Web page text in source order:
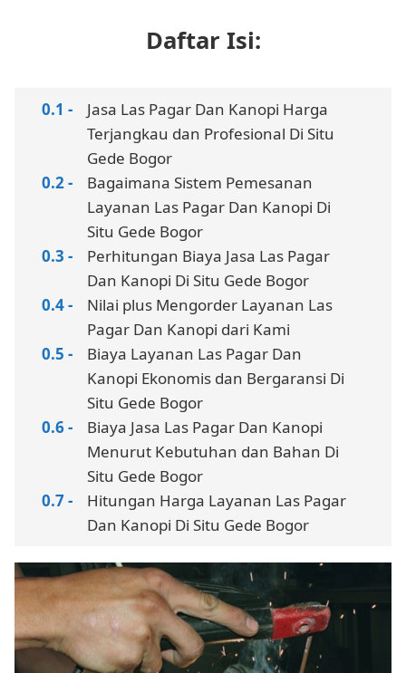
Daftar Isi:
Jasa Las Pagar Dan Kanopi Harga
Terjangkau dan Profesional Di Situ
Gede Bogor
Bagaimana Sistem Pemesanan
Layanan Las Pagar Dan Kanopi Di
Situ Gede Bogor
Perhitungan Biaya Jasa Las Pagar
Dan Kanopi Di Situ Gede Bogor
Nilai plus Mengorder Layanan Las
Pagar Dan Kanopi dari Kami
Biaya Layanan Las Pagar Dan
Kanopi Ekonomis dan Bergaransi Di
Situ Gede Bogor
Biaya Jasa Las Pagar Dan Kanopi
Menurut Kebutuhan dan Bahan Di
Situ Gede Bogor
Hitungan Harga Layanan Las Pagar
Dan Kanopi Di Situ Gede Bogor